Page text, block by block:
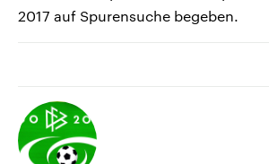
2017 auf Spurensuche begeben.